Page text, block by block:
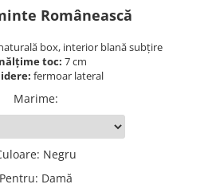
Românească
box, interior blană subțire
toc: 7 cm
fermoar lateral
Marime:
: Negru
Pentru: Damă